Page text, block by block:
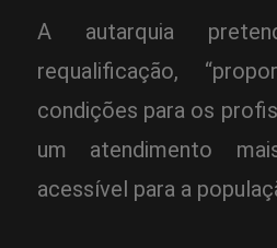
A autarquia
requalificação,
condições para os
um atendimento
acessível para a